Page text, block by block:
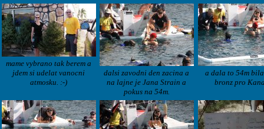
mame vybrano tak berem a
jdem si udelat vanocni
atmosku. :-)
dalsi zavodni den zacina a
na lajne je Jana Strain a
pokus na 54m.
a dala to 54m
bronz pro